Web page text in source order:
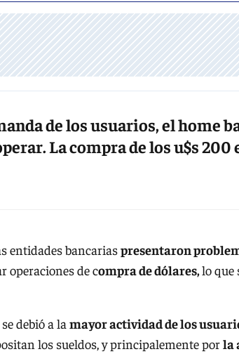
de los usuarios, el home
La compra de los u$s 200
entidades bancariaspresentaron
operaciones de compra de dólares,lo que
debió a la mayor actividad de los
los sueldos, y principalemente porla